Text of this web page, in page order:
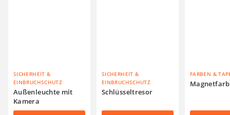
SICHERHEIT &
EINBRUCHSCHUTZ
Außenleuchte mit
Kamera
SICHERHEIT &
EINBRUCHSCHUTZ
Schlüsseltresor
FARBEN &